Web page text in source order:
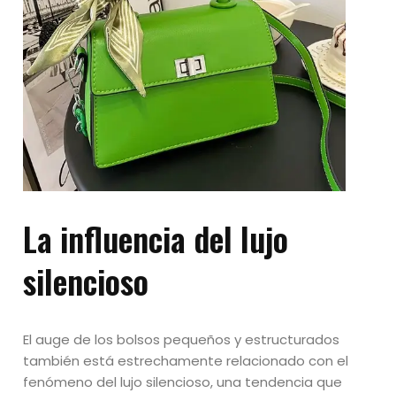
La influencia del lujo
silencioso
El auge de los bolsos pequeños y estructurados
también está estrechamente relacionado con el
fenómeno del lujo silencioso, una tendencia que